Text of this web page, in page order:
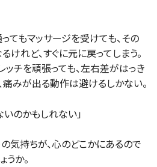
てもマッサージを受けても、その
けれど、すぐに元に戻ってしまう。
ッチを頑張っても、左右差がはっき
痛みが出る動作は避けるしかない。
いのかもしれない」
気持ちが、心のどこかにあるので
うか。